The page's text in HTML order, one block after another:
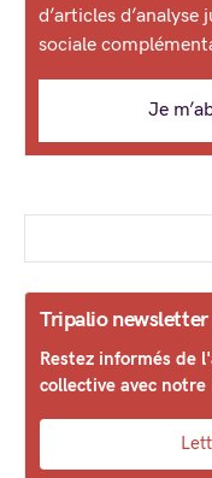
d’articles
sociale
Je
Tripalio newsletter
Restez informés de
collective avec